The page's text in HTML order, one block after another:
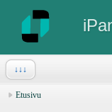
↓↓↓
Etusivu